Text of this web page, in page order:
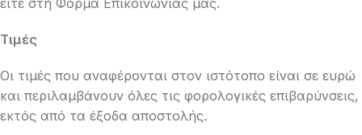
είτε στη Φόρμα Επικοινωνίας μας.
Τιμές
Οι τιμές που αναφέρονται στον ιστότοπο είναι σε ευρώ
και περιλαμβάνουν όλες τις φορολογικές επιβαρύνσεις,
εκτός από τα έξοδα αποστολής.